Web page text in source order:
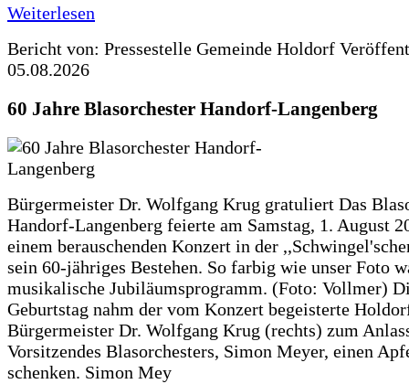
Weiterlesen
Bericht von: Pressestelle Gemeinde Holdorf
05.08.2026
60 Jahre Blasorchester Handorf-Langenberg
Bürgermeister Dr. Wolfgang Krug gratuliert Das
Handorf-Langenberg feierte am Samstag, 1. August
einem berauschenden Konzert in der
sein 60-jähriges Bestehen. So farbig wie unser Foto
musikalische Jubiläumsprogramm. (Foto: Vollmer)
Geburtstag nahm der vom Konzert begeisterte
Bürgermeister Dr. Wolfgang Krug (rechts) zum
Vorsitzendes Blasorchesters, Simon Meyer, einen
schenken. Simon Mey